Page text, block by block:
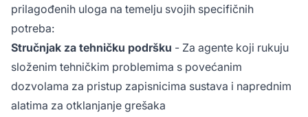
prilagođenih uloga na temelju svojih specifičnih
potreba:
Stručnjak za tehničku podršku - Za agente koji rukuju
složenim tehničkim problemima s povećanim
dozvolama za pristup zapisnicima sustava i naprednim
alatima za otklanjanje grešaka